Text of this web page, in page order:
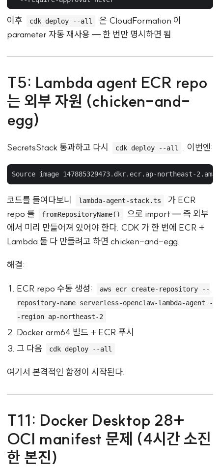
이후 cdk deploy --all
은 CloudFormation 이
parameter 자동 재사용 — 한 번만 명시하면 됨.
T5: Lambda agent ECR repo
는 외부 자원 (chicken-and-
egg)
SecretsStack 통과하고 다시 cdk deploy --all . 이번엔:
코드를 들여다보니 lambda-agent-stack.ts
가 ECR
repo 를
fromRepositoryName()
으로 import — 즉 외부
에서 미리 만들어져 있어야 한다. CDK 가 한 번에 ECR +
Lambda 둘 다 만들려고 하면 chicken-and-egg.
해결:
ECR repo 수동 생성:
aws ecr create-repository --
repository-name serverless-openclaw-lambda-agent -
-region ap-northeast-2
Docker arm64 빌드 + ECR 푸시
그 다음
cdk deploy --all
여기서 본격적인 함정이 시작된다.
T11: Docker Desktop 28+
OCI manifest 문제 (4시간 소진
한 본진)